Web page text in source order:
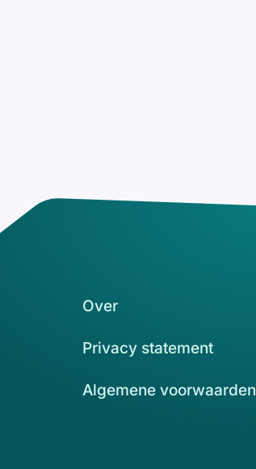
Over
Privacy statement
Algemene voorwaarden